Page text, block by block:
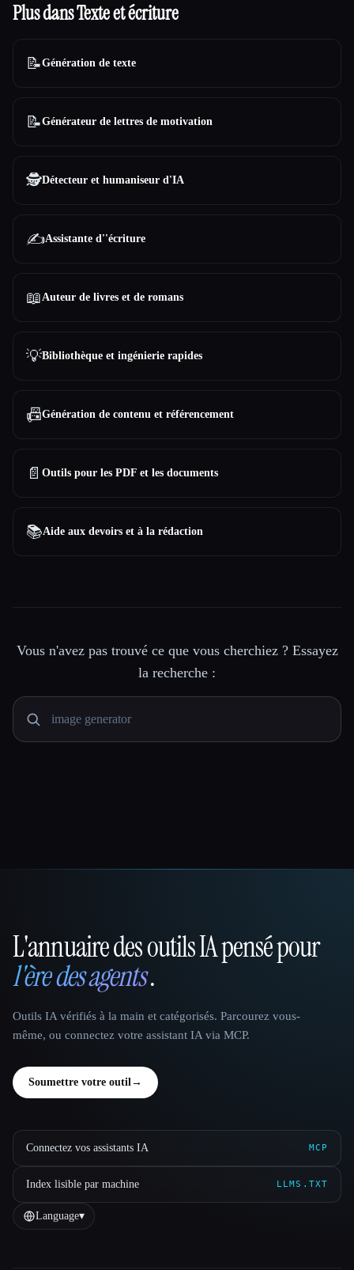
Plus dans Texte et écriture
📝Génération de texte
📝Générateur de lettres de motivation
🕵️Détecteur et humaniseur d'IA
✍️Assistante d''écriture
📖Auteur de livres et de romans
💡Bibliothèque et ingénierie rapides
📠Génération de contenu et référencement
📄 Outils pour les PDF et les documents
📚Aide aux devoirs et à la rédaction
Vous n'avez pas trouvé ce que vous cherchiez ? Essayez
la recherche :
That AI Collection
L'annuaire des outils IA pensé pour
l'ère des agents.
Outils IA vérifiés à la main et catégorisés. Parcourez vous-
même, ou connectez votre assistant IA via MCP.
Soumettre votre outil→
Connectez vos assistants IA MCP
Index lisible par machine LLMS.TXT
Language▾